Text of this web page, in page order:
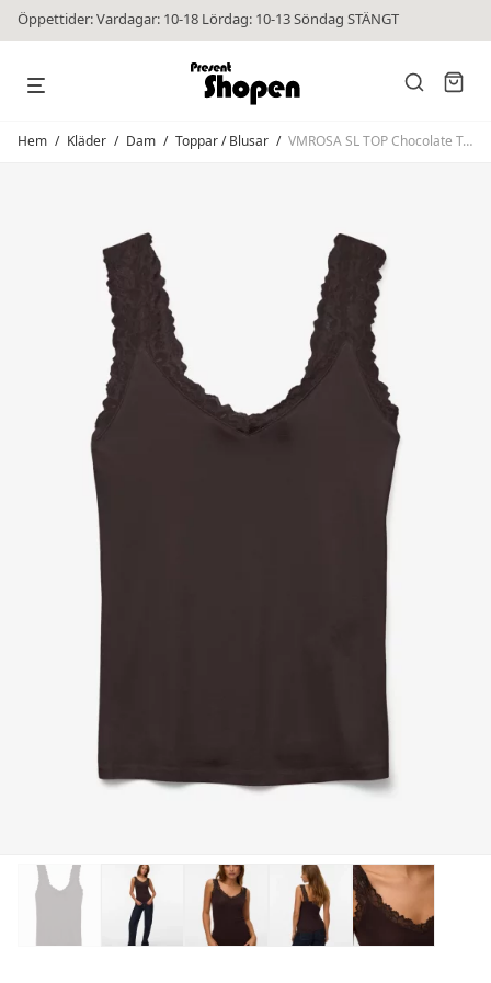
Öppettider: Vardagar: 10-18 Lördag: 10-13 Söndag STÄNGT
Hem / Kläder / Dam / Toppar / Blusar / VMROSA SL TOP Chocolate Torte